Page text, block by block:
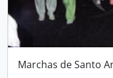
Marchas de Santo